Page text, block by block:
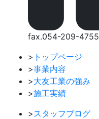
fax.054-209-4755
> トップページ
>事業内容
>大友工業の強み
>施工実績
> スタッフブログ